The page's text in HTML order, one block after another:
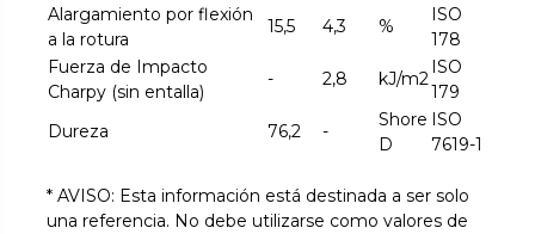
Alargamiento por flexión
a la rotura
15,5 4,3 %
ISO
178
Fuerza de Impacto
Charpy (sin entalla)
- 2,8 kJ/m2
ISO
179
Dureza
76,2 -
Shore
D
ISO
7619-1
* AVISO: Esta información está destinada a ser solo
una referencia. No debe utilizarse como valores de